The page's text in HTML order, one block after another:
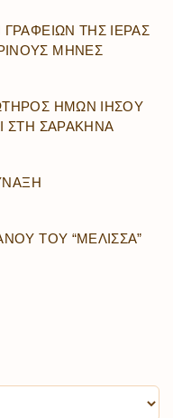
ΤΗΣ ΙΕΡΑΣ
ΜΗΝΕΣ
ΗΜΩΝ ΙΗΣΟΥ
ΣΤΗ ΣΑΡΑΚΗΝΑ
ΤΟΥ “ΜΕΛΙΣΣΑ”